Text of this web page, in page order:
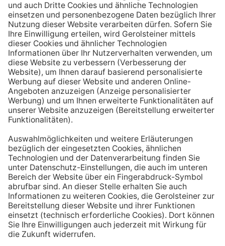
Über Nacht verliert dein Körper Flüssigkeit. Um gut in
den Tag zu starten, solltest du deshalb direkt nach dem
Aufstehen ein großes Glas Wasser trinken. Stelle dir
zum Beispiel eine Flasche Mineralwasser direkt ans
Bett, damit du dieses kleine Morgenritual sofort
durchführen kannst.
Tipp #3: Vor und während jeder Mahlzeit
ein Glas Wasser trinken
Dadurch verknüpfst du das Trinken mit einem Ereignis.
einer Mahlzeit trinken, unterstützt du außerdem die
Produktion von Verdauungssäften. Zusätzlich fördert
das Trinken während des Essens das Sättigungsgefühl.
Tipp #4: Peppe dein Wasser auf
Wenn dir der Geschmack von purem Mineralwasser
nicht reichen sollte, dann kannst du deine Getränke mit
einfachen Mitteln verfeinern. Mische dir einfach